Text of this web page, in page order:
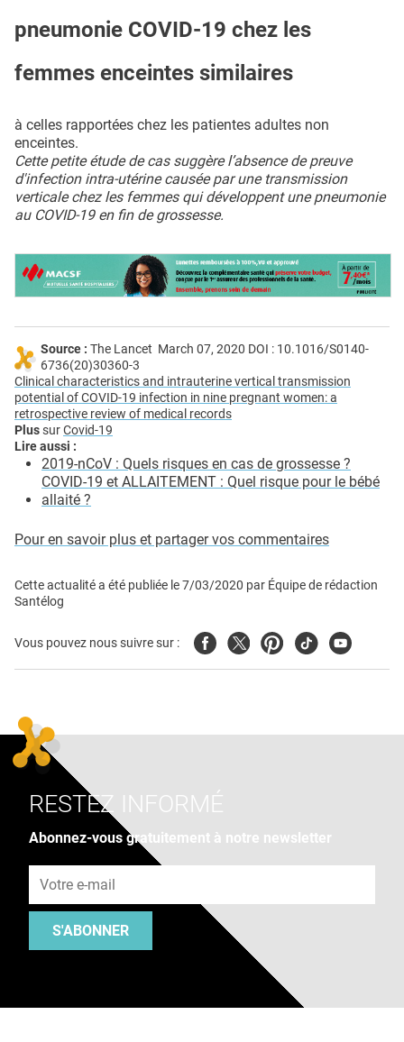
pneumonie COVID-19 chez les
femmes enceintes similaires
à celles rapportées chez les patientes adultes non
enceintes.
Cette petite étude de cas suggère l’absence de preuve
d'infection intra-utérine causée par une transmission
verticale chez les femmes qui développent une pneumonie
au COVID-19 en fin de grossesse.
Source : The Lancet March 07, 2020 DOI : 10.1016/S0140-
6736(20)30360-3
Clinical characteristics and intrauterine vertical transmission
potential of COVID-19 infection in nine pregnant women: a
retrospective review of medical records
PlussurCovid-19
Lire aussi :
2019-nCoV : Quels risques en cas de grossesse ?
COVID-19 et ALLAITEMENT : Quel risque pour le bébé
allaité ?
Pour en savoir plus et partager vos commentaires
Cette actualité a été publiée le7/03/2020 par Équipe de rédaction
Santélog
Vous pouvez nous suivre sur : FacebookTwitterPinterest
TiktokYoutube
RESTEZ INFORMÉ
Abonnez-vous gratuitement à notre newsletter
S'ABONNER